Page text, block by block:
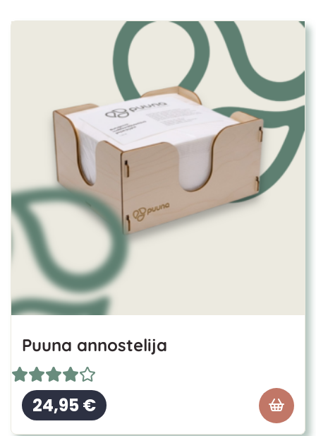
Puuna annostelija
24,95€